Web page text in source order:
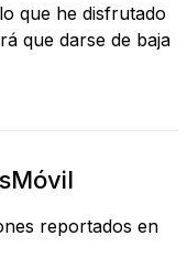
que he disfrutado
que darse de baja
reportados en